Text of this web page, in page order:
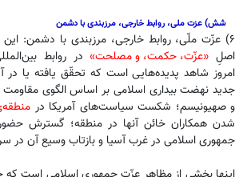
شش) عزت ملی، روابط خارجی، مرزبندی با دشمن
۶) عزّت ملّی، روابط خارجی، مرزبندی با دشمن:
اصلِ «عزّت، حکمت، و مصلحت» در روابط
امروز شاهد پدیده‌هایی است که تحقّق یافته یا در
جدید نهضت بیداری اسلامی بر اساس الگوی مقاومت
و صهیونیسم؛ شکست سیاست‌های آمریکا در
شدن همکاران خائن آنها در منطقه؛ گسترش
جمهوری اسلامی در غرب آسیا و بازتاب وسیع آن در